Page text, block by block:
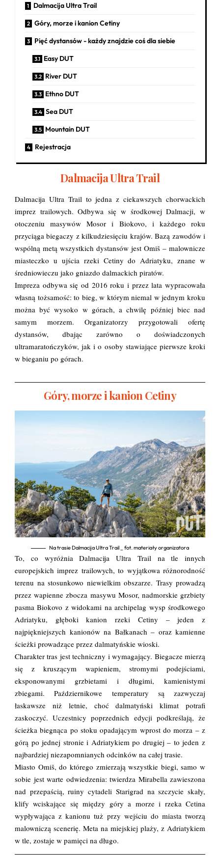
Dalmacija Ultra Trail
Góry, morze i kanion Cetiny
Pięć dystansów - każdy znajdzie coś dla siebie
Easy DUT
River DUT
Ethno DUT
Sea DUT
Mountain DUT
Rejestracja
Dalmacija Ultra Trail
Dalmacija Ultra Trail to jedna z ciekawszych chorwackich
imprez trailowych. Odbywa się w środkowej Dalmacji, w
otoczeniu masywów Mosor i Biokovo, i każdego roku
przyciąga biegaczy z kilkudziesięciu krajów. Bazą zawodów i
wspólną metą wszystkich dystansów jest Omiš – malownicze
miasteczko u ujścia rzeki Cetiny do Adriatyku, znane w
średniowieczu jako gniazdo dalmackich piratów.
Impreza odbywa się od 2016 roku i przez lata wypracowała
własną tożsamość: to bieg, w którym niemal w jednym kroku
można być wysoko w górach, a chwilę później biec nad
samym morzem. Organizatorzy przygotowali ofertę
dystansów, dbając zarówno o doświadczonych
ultramaratończyków, jak i o osoby stawiające pierwsze kroki
w bieganiu po górach.
Góry, morze i kanion Cetiny
Na trasie Dalmacija Ultra Trail _ fot. materiały organizatora
To, co wyróżnia Dalmacija Ultra Trail na tle innych
europejskich imprez trailowych, to wyjątkowa różnorodność
terenu na stosunkowo niewielkim obszarze. Trasy prowadzą
przez wapienne zbocza masywu Mosor, nadmorskie grzbiety
pasma Biokovo z widokami na archipelag wysp środkowego
Adriatyku, głęboki kanion rzeki Cetiny – jeden z
najpiękniejszych kanionów na Bałkanach – oraz kamienne
ścieżki prowadzące przez dalmatyńskie wioski.
Charakter tras jest techniczny i wymagający. Biegacze mierzą
się z kruszącym wapieniem, stromymi podejściami,
eksponowanymi grzbietami i długimi, kamienistymi
zbiegami. Październikowe temperatury są zazwyczaj
łaskawsze niż letnie, choć dalmatyński klimat potrafi
zaskoczyć. Uczestnicy poprzednich edycji podkreślają, że
ścieżka biegnąca po stoku opadającym wprost do morza – z
górą po jednej stronie i Adriatykiem po drugiej – to jeden z
najbardziej niezapomnianych odcinków na całej trasie.
Miasto Omiš, do którego zmierzają wszystkie biegi, samo w
sobie jest warte odwiedzenia: twierdza Mirabella zawieszona
nad przepaścią, ruiny cytadeli Starigrad na szczycie skały,
klify wciskające się między góry a morze i rzeka Cetina
wypływająca z kanionu tuż przy wejściu do miasta tworzą
malowniczą scenerię. Meta na miejskiej plaży, z Adriatykiem
w tle, zostaje w pamięci na długo.